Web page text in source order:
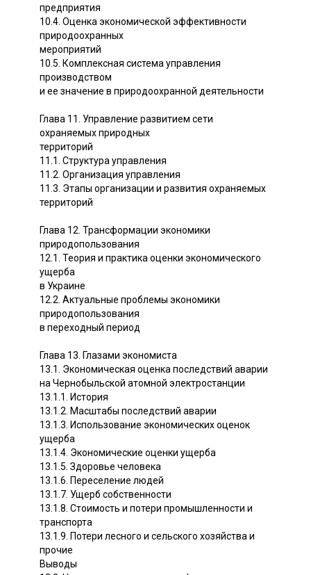
предприятия
10.4. Оценка экономической эффективности
природоохранных
мероприятий
10.5. Комплексная система управления
производством
и ее значение в природоохранной деятельности
Глава 11. Управление развитием сети
охраняемых природных
территорий
11.1. Структура управления
11.2. Организация управления
11.3. Этапы организации и развития охраняемых
территорий
Глава 12. Трансформации экономики
природопользования
12.1. Теория и практика оценки экономического
ущерба
в Украине
12.2. Актуальные проблемы экономики
природопользования
в переходный период
Глава 13. Глазами экономиста
13.1. Экономическая оценка последствий аварии
на Чернобыльской атомной электростанции
13.1.1. История
13.1.2. Масштабы последствий аварии
13.1.3. Использование экономических оценок
ущерба
13.1.4. Экономические оценки ущерба
13.1.5. Здоровье человека
13.1.6. Переселение людей
13.1.7. Ущерб собственности
13.1.8. Стоимость и потери промышленности и
транспорта
13.1.9. Потери лесного и сельского хозяйства и
прочие
Выводы